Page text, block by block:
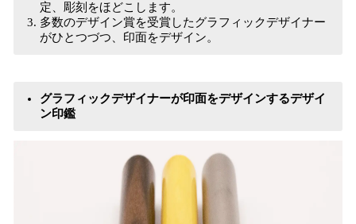
定、彫刻をほどこします。
多数のデザイン賞を受賞したグラフィックデザイナー
がひとつづつ、印面をデザイン。
グラフィックデザイナーが印面をデザインするデザイ
ン印鑑